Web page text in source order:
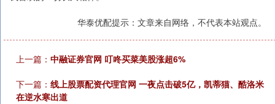
华泰优配提示：文章来自网络，不代表本站观点。
上一篇： 中融证券官网 叮咚买菜美股涨超6%
下一篇： 线上股票配资代理官网 一夜点击破5亿，凯蒂猫、酷洛米
在逆水寒出道